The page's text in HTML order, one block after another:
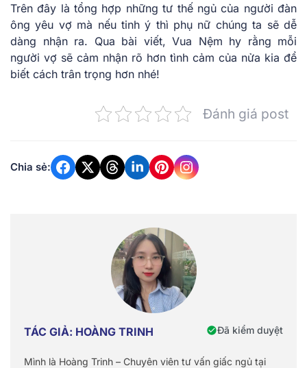
Trên đây là tổng hợp nhữngtư thế ngủ của người đàn
ông yêu vợ mà nếu tinh ý thì phụ nữ chúng ta sẽ dễ
dàng nhận ra. Qua bài viết, Vua Nệm hy rằng mỗi
người vợ sẽ cảm nhận rõ hơn tình cảm của nửa kia để
biết cách trân trọng hơn nhé!
Đánh giá post
Chia sẻ:
TÁC GIẢ: HOÀNG TRINH Đã kiểm duyệt
Mình là Hoàng Trinh – Chuyên viên tư vấn giấc ngủ tại